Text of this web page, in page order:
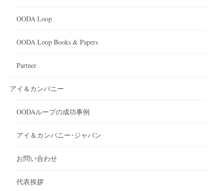
OODA Loop
OODA Loop Books & Papers
Partner
アイ＆カンパニー
OODAループの成功事例
アイ＆カンパニー･ジャパン
お問い合わせ
代表挨拶